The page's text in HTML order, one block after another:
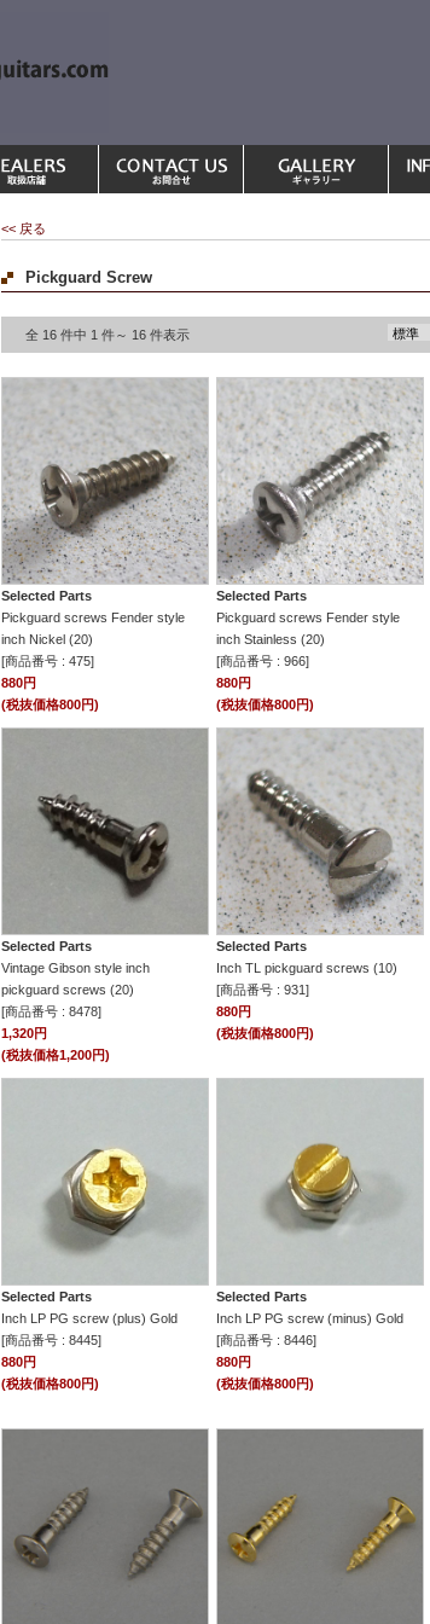
<< 戻る
Pickguard Screw
全 16 件中 1 件～ 16 件表示
Selected Parts
Pickguard screws Fender style
inch Nickel (20)
[商品番号 : 475]
880円
(税抜価格800円)
Selected Parts
Pickguard screws Fender style
inch Stainless (20)
[商品番号 : 966]
880円
(税抜価格800円)
Selected Parts
Vintage Gibson style inch
pickguard screws (20)
[商品番号 : 8478]
1,320円
(税抜価格1,200円)
Selected Parts
Inch TL pickguard screws (10)
[商品番号 : 931]
880円
(税抜価格800円)
Selected Parts
Inch LP PG screw (plus) Gold
[商品番号 : 8445]
880円
(税抜価格800円)
Selected Parts
Inch LP PG screw (minus) Gold
[商品番号 : 8446]
880円
(税抜価格800円)